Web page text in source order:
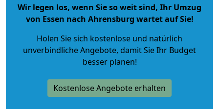
Wir legen los, wenn Sie so weit sind, Ihr Umzug
von Essen nach Ahrensburg wartet auf Sie!
Holen Sie sich kostenlose und natürlich
unverbindliche Angebote, damit Sie Ihr Budget
besser planen!
Kostenlose Angebote erhalten